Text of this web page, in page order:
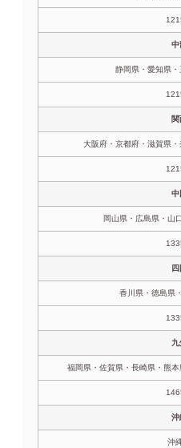
中
静岡県・愛知県・
関
大阪府・京都府・滋賀県
中
岡山県・広島県・山
四
香川県・徳島県
九
福岡県・佐賀県・長崎県・熊
沖
沖